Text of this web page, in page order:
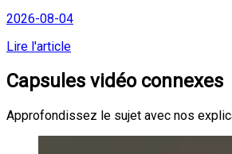
2026-08-04
Lire l'article
Capsules vidéo connexes
Approfondissez le sujet avec nos